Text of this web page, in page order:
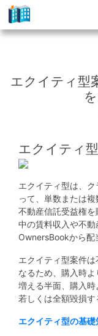
ク
ウ
ド
ン
デ
ィ
ン
グ
で
不
動
産
エクイティ型
エクイティ
エクイティ型は、
って、単数または複
不動産信託受益権
中の賃料収入や不
OwnersBookから配
エクイティ型案件
なるため、購入時
増える半面、購入
若しくは全額毀損す
エクイティ型の基